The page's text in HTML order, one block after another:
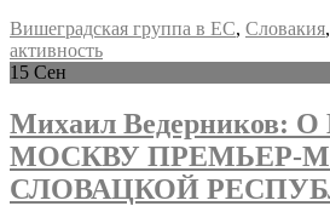
Вишеградская группа в ЕС, Словакия,
активность
15 Сен
Михаил Ведерников:
МОСКВУ ПРЕМЬЕР-
СЛОВАЦКОЙ